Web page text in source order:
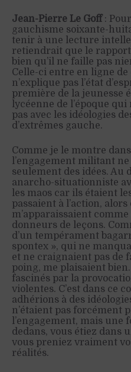
Jean-Pierre Le Goff:
gauchisme soixante-
tenir à une lecture
retiendrait que le
bien qu’il ne faille pas
Celle-ci entre en ligne de
n’explique pas l’état
première de la jeunesse
lycéenne de l’époque
pas avec les idéologies
d’extrêmes gauche.
Comme je le montre
l’engagement militant
seulement des idées. Au
anarcho-situationniste
les maos car ils étaient
passaient à l’action,
m’apparaissaient comme
donneurs de leçons.
d’un tempérament
spontex », qui ne
et ne craignaient pas de
poing, me plaisaient
fascinés par la
violentes. C’est dans ce
adhérions à des
n’étaient pas forcément
l’engagement, mais une
dedans, vous étiez dans
vous preniez vraiment
réalités.